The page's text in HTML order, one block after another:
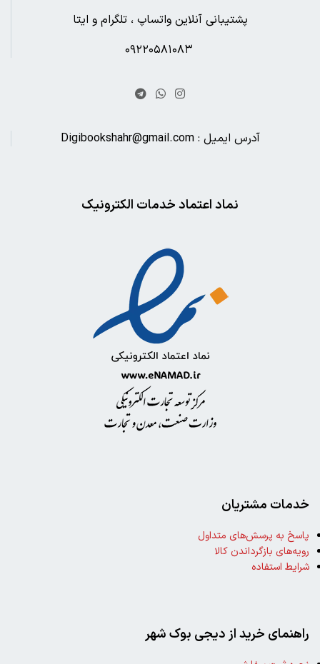
پشتیبانی آنلاین واتساپ ، تلگرام و ایتا
آدرس ایمیل : Digibookshahr@gmail.com
نماد اعتماد خدمات الکترونیک
خدمات مشتریان
پاسخ به پرسش‌های متداول
رویه‌های بازگرداندن کالا
شرایط استفاده
راهنمای خرید از دیجی بوک شهر